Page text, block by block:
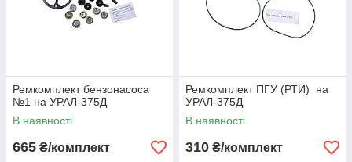
Ремкомплект бензонасоса
№1 на УРАЛ-375Д
В наявності
665 ₴/комплект
Ремкомплект ПГУ (РТИ) на
УРАЛ-375Д
В наявності
310 ₴/комплект